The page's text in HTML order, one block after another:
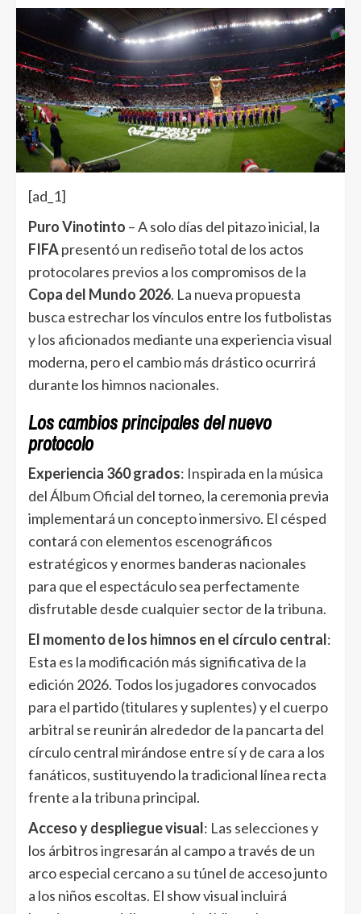
[ad_1]
Puro Vinotinto – A solo días del pitazo inicial, la
FIFApresentó un rediseño total de los actos
protocolares previos a los compromisos de la
Copa del Mundo 2026. La nueva propuesta
busca estrechar los vínculos entre los futbolistas
y los aficionados mediante una experiencia visual
moderna, pero el cambio más drástico ocurrirá
durante los himnos nacionales.
Los cambios principales del nuevo
protocolo
Experiencia 360 grados: Inspirada en la música
del Álbum Oficial del torneo, la ceremonia previa
implementará un concepto inmersivo. El césped
contará con elementos escenográficos
estratégicos y enormes banderas nacionales
para que el espectáculo sea perfectamente
disfrutable desde cualquier sector de la tribuna.
El momento de los himnos en el círculo central:
Esta es la modificación más significativa de la
edición 2026. Todos los jugadores convocados
para el partido (titulares y suplentes) y el cuerpo
arbitral se reunirán alrededor de la pancarta del
círculo central mirándose entre sí y de cara a los
fanáticos, sustituyendo la tradicional línea recta
frente a la tribuna principal.
Acceso y despliegue visual: Las selecciones y
los árbitros ingresarán al campo a través de un
arco especial cercano a su túnel de acceso junto
a los niños escoltas. El show visual incluirá